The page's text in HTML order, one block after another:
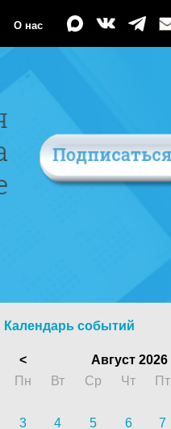
О нас
Календарь событий
< Август 2026
Пн
Вт Ср Чт Пт
3
4 5 6 7